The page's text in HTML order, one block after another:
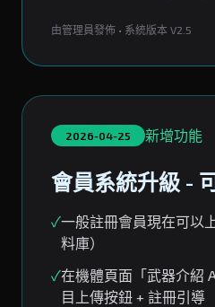
由管理員發佈 • 系統版本 V2.5
2026-04-25 新增功能
會員系統升級 -
✓一般註冊會員現在可以
料庫）
✓在機體頁面「武器介紹
目上傳按鈕 + 註冊引導